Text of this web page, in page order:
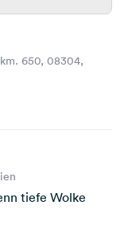
650, 08304,
tiefe Wolke